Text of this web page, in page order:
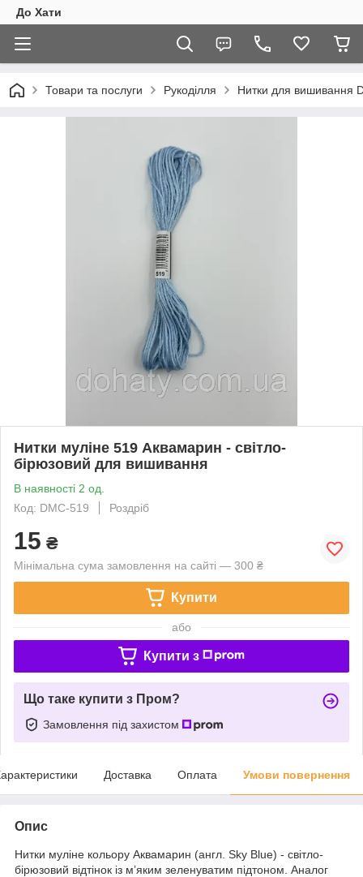
До Хати
Товари та послуги Рукоділля Нитки для вишивання
Нитки муліне 519 Аквамарин - світло-
бірюзовий для вишивання
В наявності 2 од.
Код: DMC-519
Роздріб
15 ₴
Мінімальна сума замовлення на сайті — 300 ₴
Купити
або
Купити з
Що таке купити з Пром?
Замовлення під захистом
Доставка Оплата Умови повернення
Опис
Нитки муліне кольору Аквамарин (англ. Sky Blue) - світло-
бірюзовий відтінок із м’яким зеленуватим підтоном. Аналог